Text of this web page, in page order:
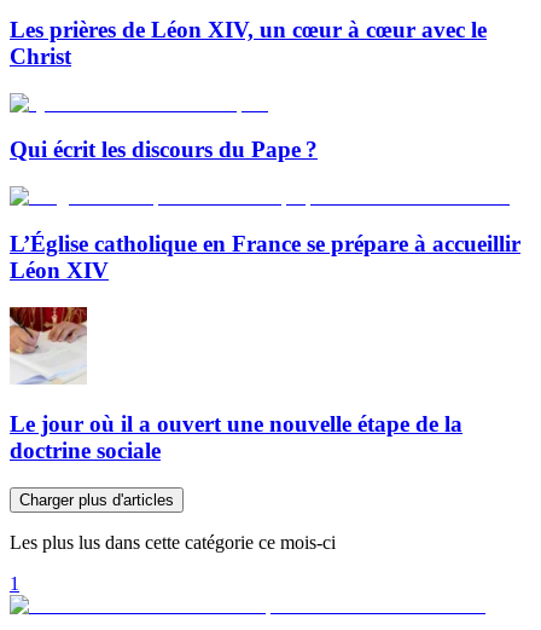
Les prières de Léon XIV, un cœur à cœur avec le
Christ
Qui écrit les discours du Pape ?
L’Église catholique en France se prépare à accueillir
Léon XIV
Le jour où il a ouvert une nouvelle étape de la
doctrine sociale
Charger plus d'articles
Les plus lus dans cette catégorie ce mois-ci
1